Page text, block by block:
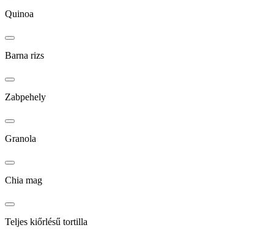
Quinoa
Barna rizs
Zabpehely
Granola
Chia mag
Teljes kiőrlésű tortilla